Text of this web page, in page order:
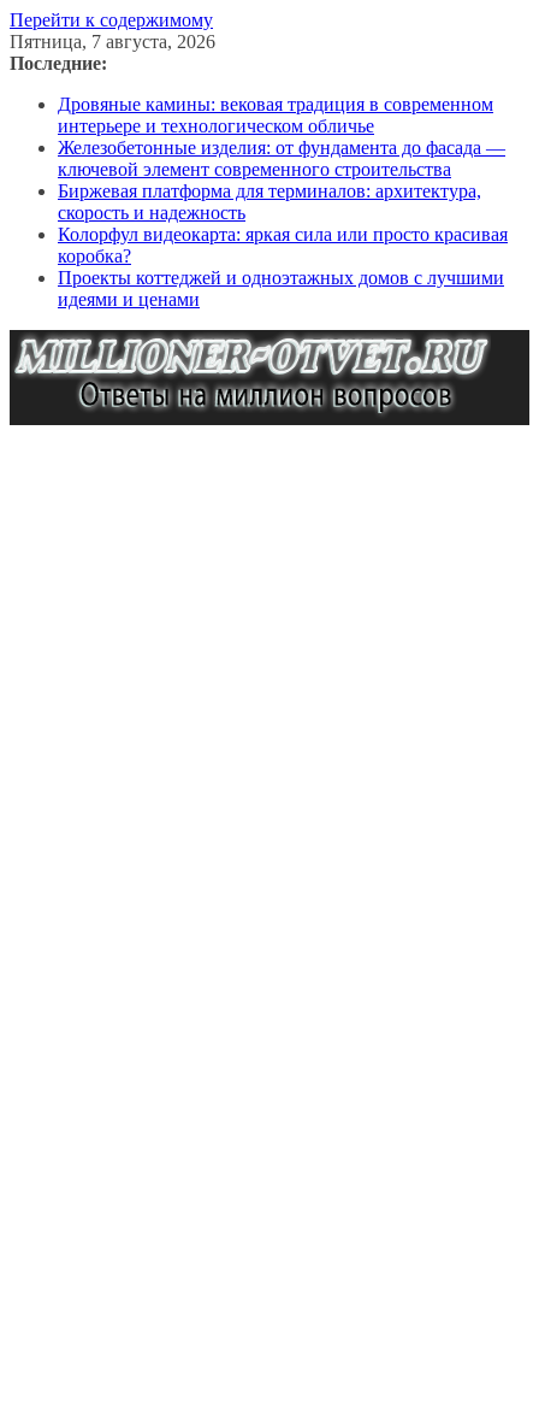
Перейти к содержимому
Пятница, 7 августа, 2026
Последние:
Дровяные камины: вековая традиция в современном
интерьере и технологическом обличье
Железобетонные изделия: от фундамента до фасада —
ключевой элемент современного строительства
Биржевая платформа для терминалов: архитектура,
скорость и надежность
Колорфул видеокарта: яркая сила или просто красивая
коробка?
Проекты коттеджей и одноэтажных домов с лучшими
идеями и ценами